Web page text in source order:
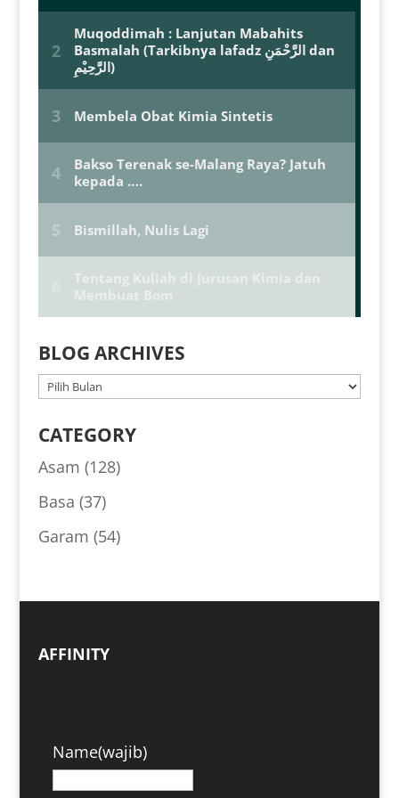
BLOG ARCHIVES
BLOG
CATEGORY
Asam (128)
Basa (37)
Garam (54)
AFFINITY
Name(wajib)